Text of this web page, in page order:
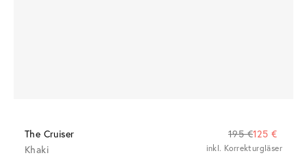
The Cruiser 195 €125 €
Khaki
inkl. Korrekturgläser